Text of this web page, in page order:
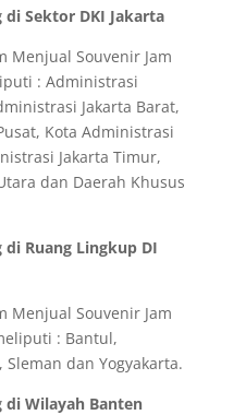
di Sektor DKI Jakarta
Menjual Souvenir Jam
: Administrasi
Jakarta Barat,
Kota Administrasi
Jakarta Timur,
dan Daerah Khusus
di Ruang Lingkup DI
Menjual Souvenir Jam
: Bantul,
dan Yogyakarta.
di Wilayah Banten